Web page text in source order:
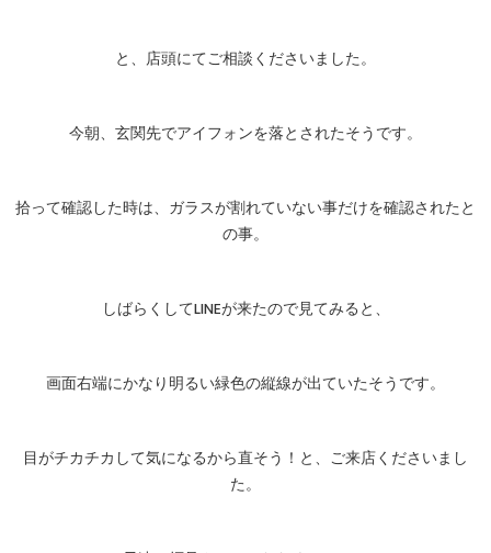
と、店頭にてご相談くださいました。
今朝、玄関先でアイフォンを落とされたそうです。
拾って確認した時は、ガラスが割れていない事だけを確認されたと
の事。
しばらくしてLINEが来たので見てみると、
画面右端にかなり明るい緑色の縦線が出ていたそうです。
目がチカチカして気になるから直そう！と、ご来店くださいまし
た。